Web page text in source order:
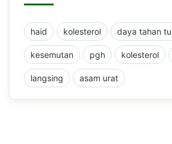
haid kolesterol daya tahan
kesemutan pgh kolesterol
langsing asam urat